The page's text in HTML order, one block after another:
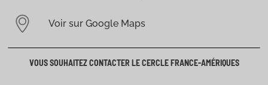
Voir sur Google Maps
VOUS SOUHAITEZ CONTACTER LE CERCLE FRANCE-AMÉRIQUES